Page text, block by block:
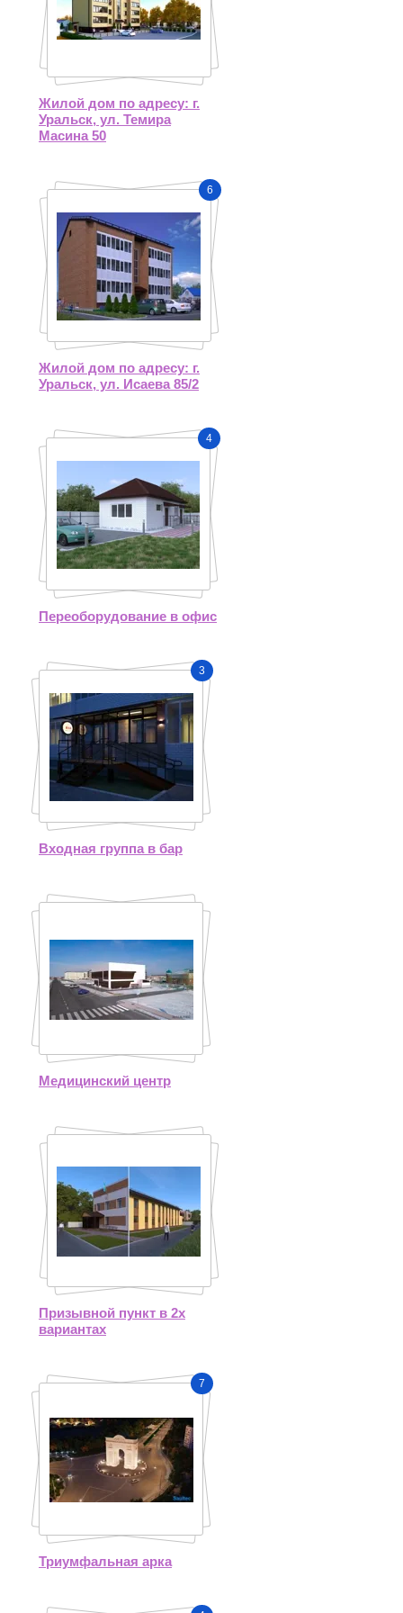
Жилой дом по адресу: г.
Уральск, ул. Темира
Масина 50
6
Жилой дом по адресу: г.
Уральск, ул. Исаева 85/2
4
Переоборудование в офис
3
Входная группа в бар
Медицинский центр
Призывной пункт в 2х
вариантах
7
Триумфальная арка